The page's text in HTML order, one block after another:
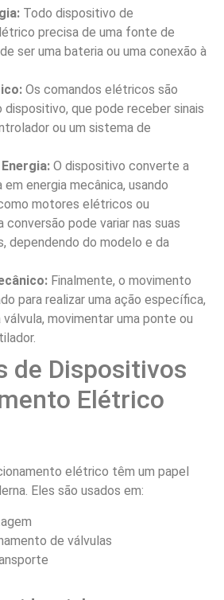
Todo dispositivo de
precisa de uma fonte de
ser uma bateria ou uma conexão à
Os comandos elétricos são
dispositivo, que pode receber sinais
ou um sistema de
O dispositivo converte a
energia mecânica, usando
motores elétricos ou
conversão pode variar nas suas
dependendo do modelo e da
Finalmente, o movimento
para realizar uma ação específica,
válvula, movimentar uma ponte ou
de Dispositivos
Elétrico
elétrico têm um papel
Eles são usados em:
de válvulas